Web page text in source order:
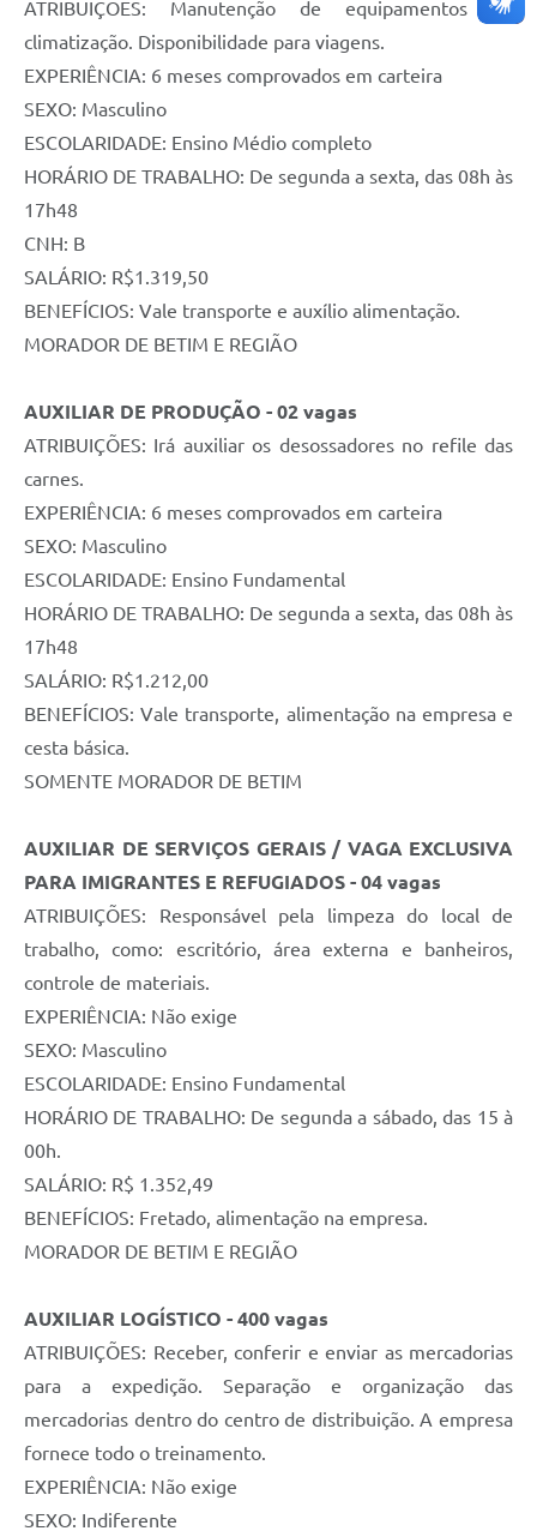
ATRIBUIÇÕES: Manutenção de equipamentos de
climatização. Disponibilidade para viagens.
EXPERIÊNCIA: 6 meses comprovados em carteira
SEXO: Masculino
ESCOLARIDADE: Ensino Médio completo
HORÁRIO DE TRABALHO: De segunda a sexta, das 08h às
17h48
CNH: B
SALÁRIO: R$1.319,50
BENEFÍCIOS: Vale transporte e auxílio alimentação.
MORADOR DE BETIM E REGIÃO
AUXILIAR DE PRODUÇÃO - 02 vagas
ATRIBUIÇÕES: Irá auxiliar os desossadores no refile das
carnes.
EXPERIÊNCIA: 6 meses comprovados em carteira
SEXO: Masculino
ESCOLARIDADE: Ensino Fundamental
HORÁRIO DE TRABALHO: De segunda a sexta, das 08h às
17h48
SALÁRIO: R$1.212,00
BENEFÍCIOS: Vale transporte, alimentação na empresa e
cesta básica.
SOMENTE MORADOR DE BETIM
AUXILIAR DE SERVIÇOS GERAIS / VAGA EXCLUSIVA
PARA IMIGRANTES E REFUGIADOS - 04 vagas
ATRIBUIÇÕES: Responsável pela limpeza do local de
trabalho, como: escritório, área externa e banheiros,
controle de materiais.
EXPERIÊNCIA: Não exige
SEXO: Masculino
ESCOLARIDADE: Ensino Fundamental
HORÁRIO DE TRABALHO: De segunda a sábado, das 15 à
00h.
SALÁRIO: R$ 1.352,49
BENEFÍCIOS: Fretado, alimentação na empresa.
MORADOR DE BETIM E REGIÃO
AUXILIAR LOGÍSTICO - 400 vagas
ATRIBUIÇÕES: Receber, conferir e enviar as mercadorias
para a expedição. Separação e organização das
mercadorias dentro do centro de distribuição. A empresa
fornece todo o treinamento.
EXPERIÊNCIA: Não exige
SEXO: Indiferente